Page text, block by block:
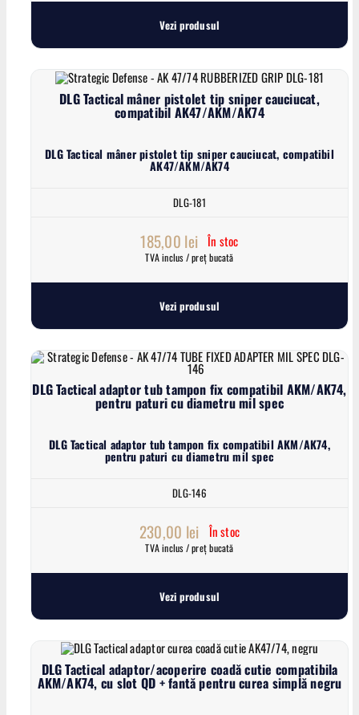
Vezi produsul
DLG Tactical mâner pistolet tip sniper cauciucat,
compatibil AK47/AKM/AK74
DLG Tactical mâner pistolet tip sniper cauciucat, compatibil
AK47/AKM/AK74
DLG-181
185,00 lei În stoc
TVA inclus / preț bucată
Vezi produsul
DLG Tactical adaptor tub tampon fix compatibil AKM/AK74,
pentru paturi cu diametru mil spec
DLG Tactical adaptor tub tampon fix compatibil AKM/AK74,
pentru paturi cu diametru mil spec
DLG-146
230,00 lei În stoc
TVA inclus / preț bucată
Vezi produsul
DLG Tactical adaptor/acoperire coadă cutie compatibila
AKM/AK74, cu slot QD + fantă pentru curea simplă negru